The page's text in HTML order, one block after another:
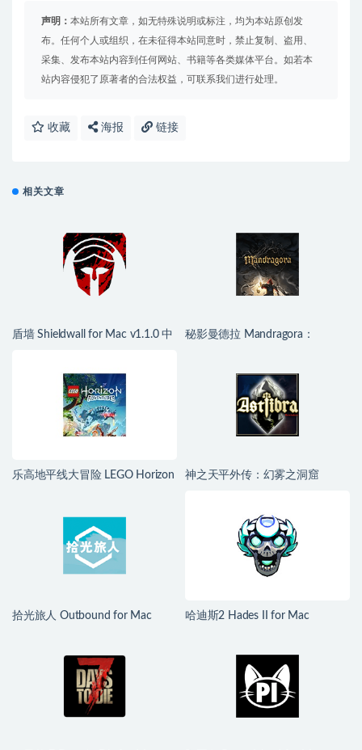
声明： 本站所有文章，如无特殊说明或标注，均为本站原创发
布。任何个人或组织，在未征得本站同意时，禁止复制、盗用、
采集、发布本站内容到任何网站、书籍等各类媒体平台。如若本
站内容侵犯了原著者的合法权益，可联系我们进行处理。
收藏 海报 链接
相关文章
盾墙 Shieldwall for Mac v1.1.0 中
秘影曼德拉 Mandragora：
乐高地平线大冒险 LEGO Horizon
神之天平外传：幻雾之洞窟
拾光旅人 Outbound for Mac
哈迪斯2 Hades II for Mac